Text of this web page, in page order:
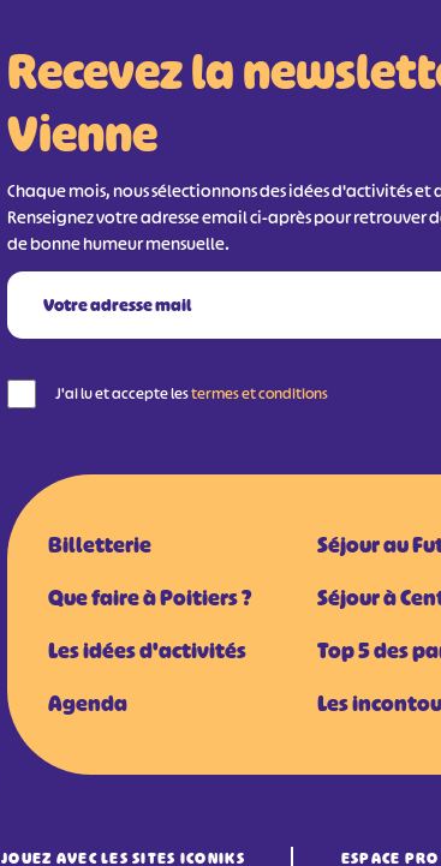
Recevez la
Vienne
Chaque mois, nous sélectionnons des idées d'activités
Renseignez votre adresse email ci-après pour retrouver
de bonne humeur mensuelle.
J'ai lu et accepte lestermes et conditions
Billetterie
Que faire à Poitiers ?
Les idées d'activités
Agenda
Séjour au
Séjour à
Top 5 des
Les
JOUEZ AVEC LES SITES ICONIKS ESPACE PRO